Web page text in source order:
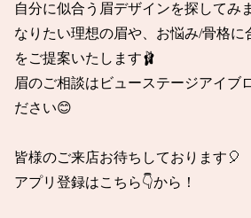
自分に似合う眉デザインを探してみ
なりたい理想の眉や、お悩み/骨格に
をご提案いたします🩰
眉のご相談はビューステージアイブ
ださい😊
皆様のご来店お待ちしております🎈
アプリ登録はこちら👇から！